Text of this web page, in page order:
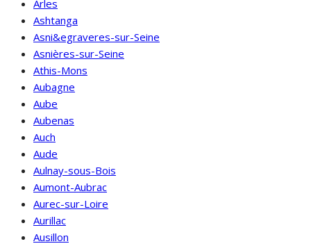
Arles
Ashtanga
Asni&egraveres-sur-Seine
Asnières-sur-Seine
Athis-Mons
Aubagne
Aube
Aubenas
Auch
Aude
Aulnay-sous-Bois
Aumont-Aubrac
Aurec-sur-Loire
Aurillac
Ausillon